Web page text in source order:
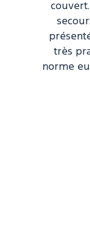
très
norme